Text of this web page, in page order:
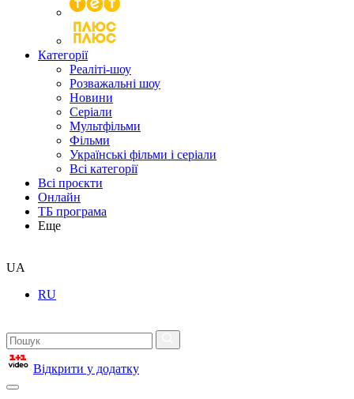
Категорії
Реаліті-шоу
Розважальні шоу
Новини
Серіали
Мультфільми
Фільми
Українські фільми і серіали
Всі категорії
Всі проєкти
Онлайн
ТБ програма
Еще
UA
RU
Відкрити у додатку